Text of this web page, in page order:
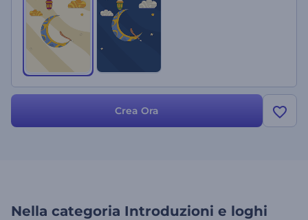
Crea Ora
Nella categoria Introduzioni e loghi